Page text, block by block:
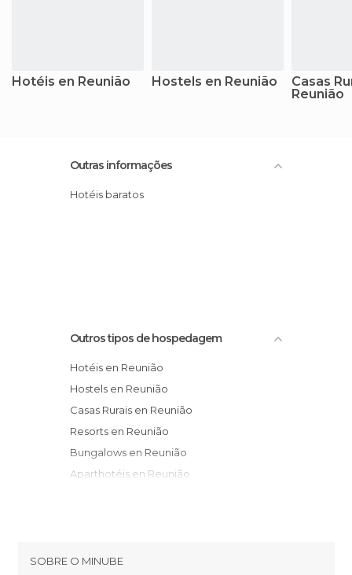
Hotéis en Reunião Hostels en Reunião
Casas
Reunião
Outras informações
Hotéis baratos
Outros tipos de hospedagem
Hotéis en Reunião
Hostels en Reunião
Casas Rurais en Reunião
Resorts en Reunião
Bungalows en Reunião
Aparthotéis en Reunião
SOBRE O MINUBE